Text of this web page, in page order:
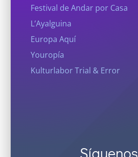
Festival de Andar por Casa
L’Ayalguina
Europa Aquí
Youropía
Kulturlabor Trial & Error
Síguenos